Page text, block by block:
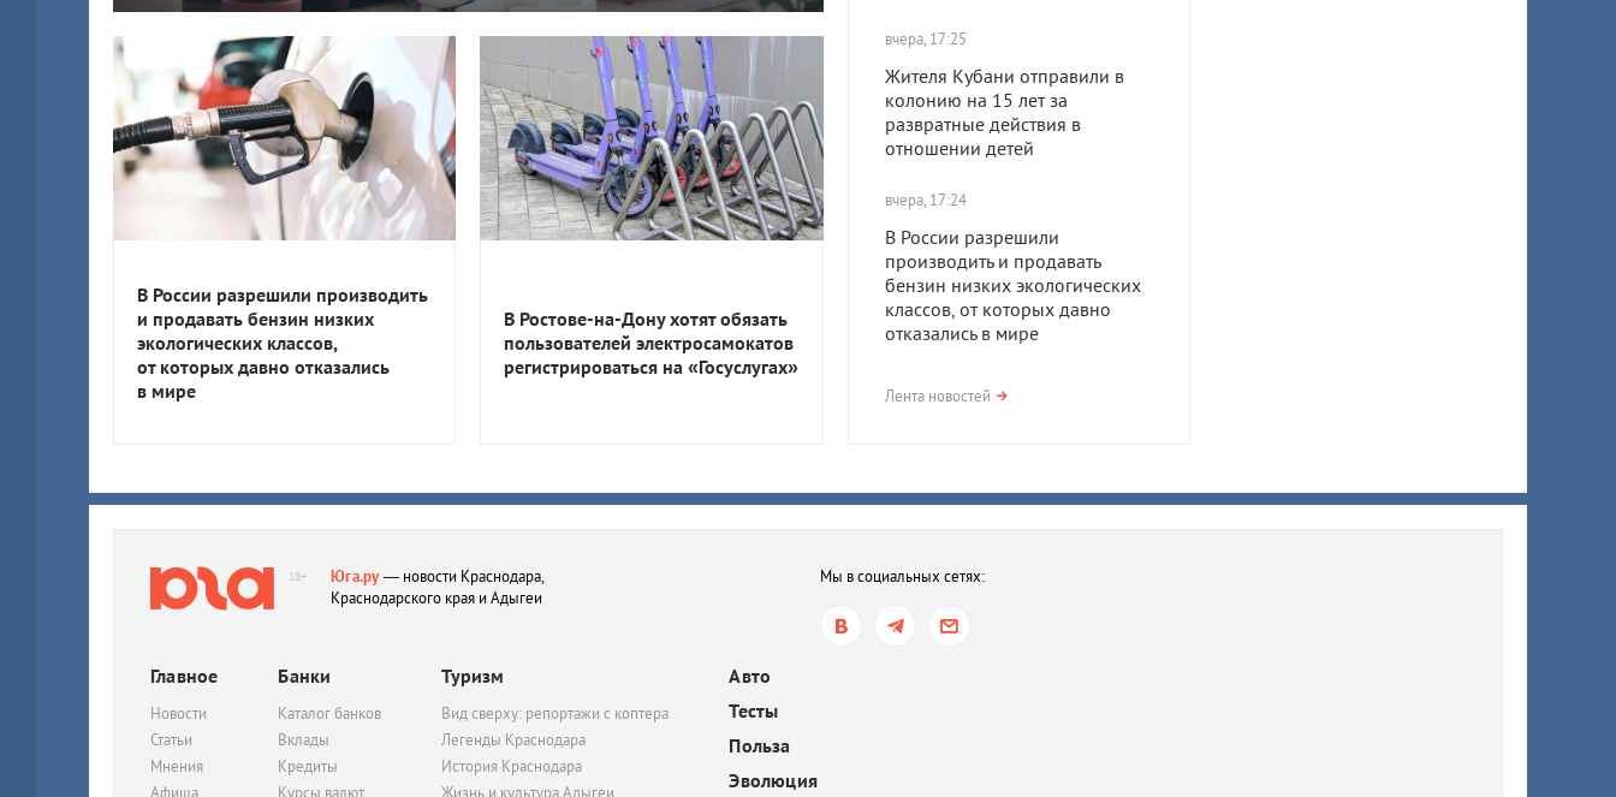
вчера, 17:25
Жителя Кубани отправили в
колонию на 15 лет за
развратные действия в
отношении детей
вчера, 17:24
В России разрешили
производить и продавать
бензин низких экологических
классов, от которых давно
отказались в мире
вчера, 17:23
после семейной ссоры
В Ростове-на-Дону хотят
электросамокатов
Лента новостей
В России разрешили производить
и продавать бензин низких
экологических классов,
от которых давно отказались
в мире
В Ростове-на-Дону хотят обязать
пользователей электросамокатов
регистрироваться на «Госуслугах»
18+ Юга.ру— новости Краснодара,
Краснодарского края и Адыгеи
Мы в социальных сетях:
Главное
Новости
Статьи
Мнения
Афиша
Банки
Каталог банков
Вклады
Кредиты
Курсы валют
Туризм
Вид сверху: репортажи с коптера
Легенды Краснодара
История Краснодара
Жизнь и культура Адыгеи
Авто
Тесты
Польза
Эволюция